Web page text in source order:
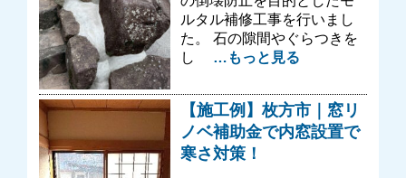
ルタル補修工事を行いまし
た。 石の隙間やぐらつきを
し
…もっと見る
【施工例】枚方市｜窓リ
ノベ補助金で内窓設置で
寒さ対策！